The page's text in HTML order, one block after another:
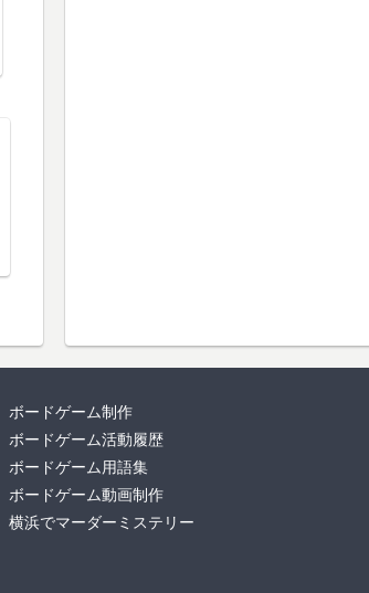
ボードゲーム制作
ボードゲーム活動履歴
ボードゲーム用語集
ボードゲーム動画制作
横浜でマーダーミステリー